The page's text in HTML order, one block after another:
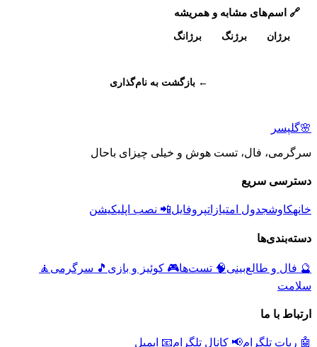
🔗 اسم‌های مشابه و همریشه
برژان برژنگ برژانگ
← بازگشت به نام‌گذاری
🌸گلپسر
سرگرمی، فال، تست هوش و خیلی چیزای باحال
دسترسی سریع
خانهکاوشجدول امتیازاتپروفایل📲 نصب اپلیکیشن
دسته‌بندی‌ها
🔮 فال و طالع‌بینی🧠 تست‌ها🎮 کوئیز و بازی 🎵 سرگرمی 🧘
سلامت
ارتباط با ما
🤖 ربات تلگرام📢 کانال تلگرام📧 ایمیل